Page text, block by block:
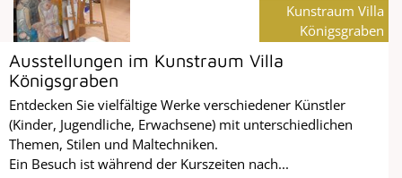
Ausstellungen im Kunstraum Villa
Königsgraben
Entdecken Sie vielfältige Werke verschiedener Künstler
(Kinder, Jugendliche, Erwachsene) mit unterschiedlichen
Themen, Stilen und Maltechniken.
Ein Besuch ist während der Kurszeiten nach...
Kunstraum Villa
Königsgraben